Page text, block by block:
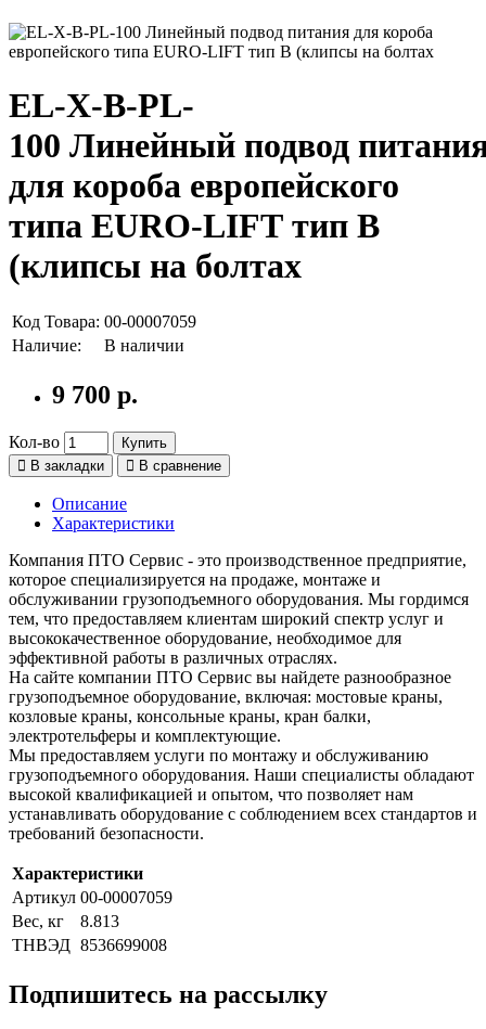
EL-X-B-PL-
100 Линейный подвод
для короба европейского
типа EURO-LIFT тип B
(клипсы на болтах
Код Товара: 00-00007059
Наличие:
В наличии
9 700 р.
Кол-во
Купить
В закладки
В сравнение
Описание
Характеристики
Компания ПТО Сервис - это производственное предприятие,
которое специализируется на продаже, монтаже и
обслуживании грузоподъемного оборудования. Мы гордимся
тем, что предоставляем клиентам широкий спектр услуг и
высококачественное оборудование, необходимое для
эффективной работы в различных отраслях.
На сайте компании ПТО Сервис вы найдете разнообразное
грузоподъемное оборудование, включая: мостовые краны,
козловые краны, консольные краны, кран балки,
электротельферы и комплектующие.
Мы предоставляем услуги по монтажу и обслуживанию
грузоподъемного оборудования. Наши специалисты обладают
высокой квалификацией и опытом, что позволяет нам
устанавливать оборудование с соблюдением всех стандартов и
требований безопасности.
Характеристики
Артикул 00-00007059
Вес, кг
8.813
ТНВЭД 8536699008
Подпишитесь на рассылку